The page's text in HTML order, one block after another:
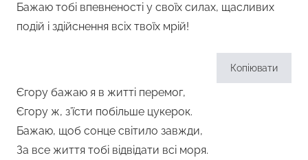
Бажаю тобі впевненості у своїх силах, щасливих
подій і здійснення всіх твоїх мрій!
Копіювати
Єгору бажаю я в житті перемог,
Єгору ж, з’їсти побільше цукерок.
Бажаю, щоб сонце світило завжди,
За все життя тобі відвідати всі моря.